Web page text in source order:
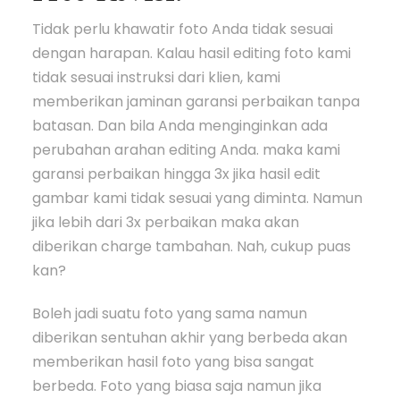
Tidak perlu khawatir foto Anda tidak sesuai
dengan harapan. Kalau hasil editing foto kami
tidak sesuai instruksi dari klien, kami
memberikan jaminan garansi perbaikan tanpa
batasan. Dan bila Anda menginginkan ada
perubahan arahan editing Anda. maka kami
garansi perbaikan hingga 3x jika hasil edit
gambar kami tidak sesuai yang diminta. Namun
jika lebih dari 3x perbaikan maka akan
diberikan charge tambahan. Nah, cukup puas
kan?
Boleh jadi suatu foto yang sama namun
diberikan sentuhan akhir yang berbeda akan
memberikan hasil foto yang bisa sangat
berbeda. Foto yang biasa saja namun jika